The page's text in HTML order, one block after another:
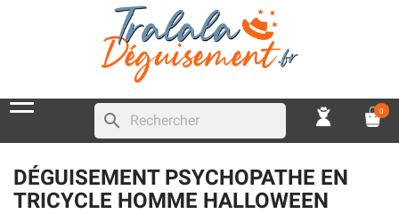
search 0
DÉGUISEMENT PSYCHOPATHE EN
TRICYCLE HOMME HALLOWEEN